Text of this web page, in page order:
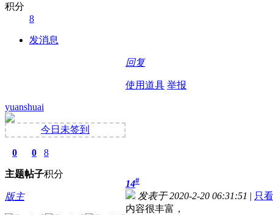
积分
8
发消息
回复
使用道具 举报
yuanshuai
今日未签到
0
主题
0
帖子
8
积分
版主
14#
发表于 2020-2-20 06:31:51 | 只
内容很丰富，